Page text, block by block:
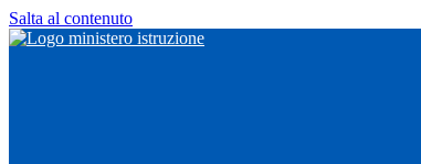
Salta al contenuto